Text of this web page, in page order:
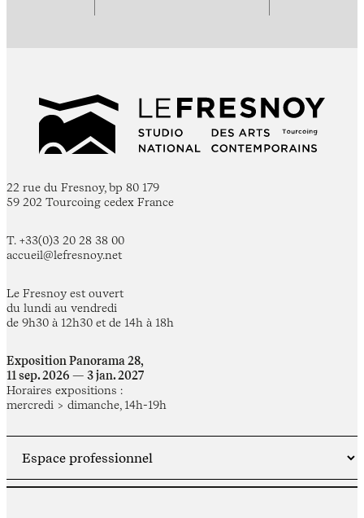
22 rue du Fresnoy, bp 80 179
59 202 Tourcoing cedex France
T. +33(0)3 20 28 38 00
accueil@lefresnoy.net
Le Fresnoy est ouvert
du lundi au vendredi
de 9h30 à 12h30 et de 14h à 18h
Exposition Panorama 28,
11 sep. 2026 — 3 jan. 2027
Horaires expositions :
mercredi > dimanche, 14h-19h